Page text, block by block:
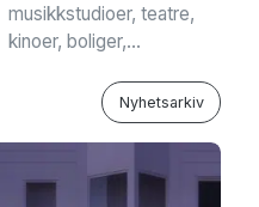
musikkstudioer, teatre,
kinoer, boliger,...
Nyhetsarkiv